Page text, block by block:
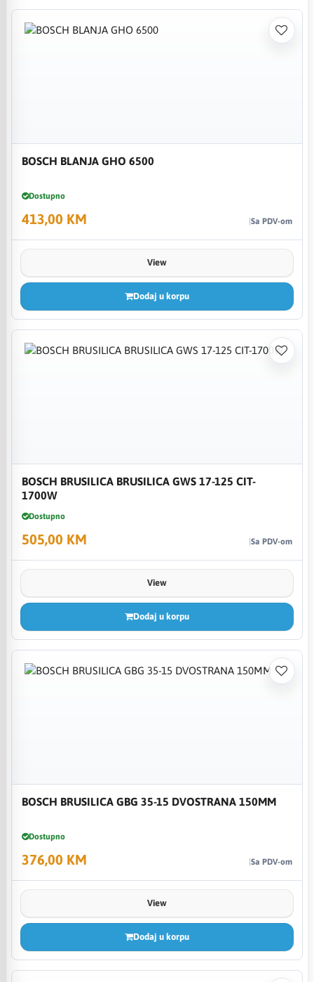
BOSCH BLANJA GHO 6500
Dostupno
413,00 KM Sa PDV-om
View
Dodaj u korpu
BOSCH BRUSILICA BRUSILICA GWS 17-125 CIT-
1700W
Dostupno
505,00 KM Sa PDV-om
View
Dodaj u korpu
BOSCH BRUSILICA GBG 35-15 DVOSTRANA 150MM
Dostupno
376,00 KM Sa PDV-om
View
Dodaj u korpu